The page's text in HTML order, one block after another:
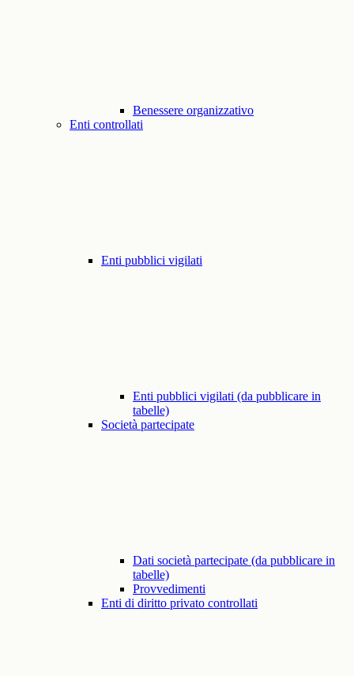
Benessere organizzativo
Enti controllati
Enti pubblici vigilati
Enti pubblici vigilati (da pubblicare in
tabelle)
Società partecipate
Dati società partecipate (da pubblicare in
tabelle)
Provvedimenti
Enti di diritto privato controllati